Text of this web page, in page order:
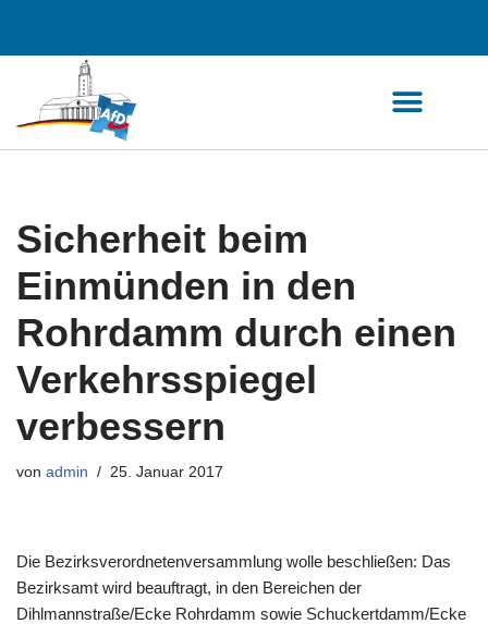
Zum
springen
Sicherheit beim
Einmünden in den
Rohrdamm durch einen
Verkehrsspiegel
verbessern
von admin 25. Januar 2017
Die Bezirksverordnetenversammlung wolle beschließen: Das
Bezirksamt wird beauftragt, in den Bereichen der
Dihlmannstraße/Ecke Rohrdamm sowie Schuckertdamm/Ecke